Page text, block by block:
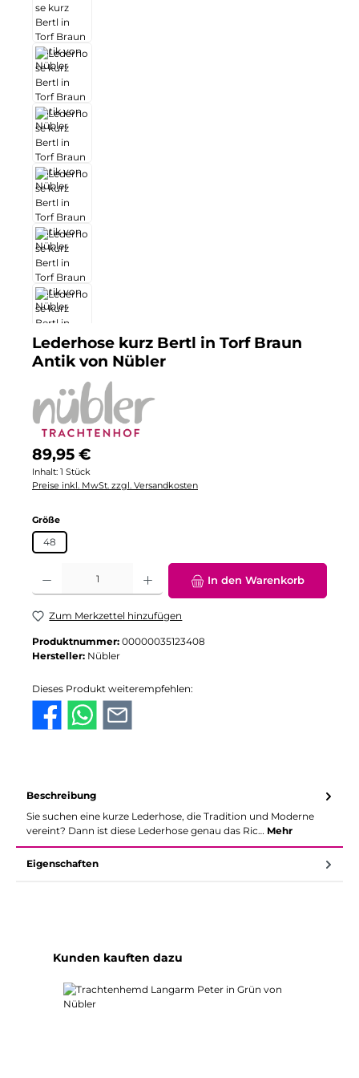
Lederhose kurz Bertl in Torf Braun
Antik von Nübler
Regulärer Preis:
89,95 €
Inhalt: 1 Stück
Preise inkl. MwSt. zzgl. Versandkosten
Größeauswählen
48
Produkt Anzahl: Gib den gewünschten Wert ein oder benutze die
In den Warenkorb
Zum Merkzettel hinzufügen
Produktnummer: 00000035123408
Hersteller: Nübler
Dieses Produkt weiterempfehlen:
Beschreibung
Sie suchen eine kurze Lederhose, die Tradition und Moderne
vereint? Dann ist diese Lederhose genau das Ric… Mehr
Eigenschaften
Produktgalerie überspringen
Kunden kauften dazu